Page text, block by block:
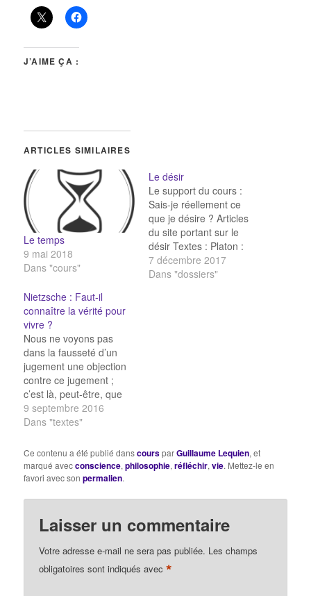
J’AIME ÇA :
ARTICLES SIMILAIRES
Le temps
9 mai 2018
Dans "cours"
Le désir
Le support du cours :
Sais-je réellement ce
que je désire ? Articles
du site portant sur le
désir Textes : Platon :
Peut-on vivre sans
désirer ? Le mythe de
7 décembre 2017
Dans "dossiers"
Nietzsche : Faut-il
connaître la vérité pour
vivre ?
Nous ne voyons pas
dans la fausseté d’un
jugement une objection
contre ce jugement ;
c’est là, peut-être, que
notre nouveau langage
paraîtra le plus
est de savoir dans quelle
mesure un jugement est
apte à promouvoir la vie,
à l’améliorer,…
9 septembre 2016
Dans "textes"
Ce contenu a été publié danscoursparGuillaume Lequien, et
marqué avecconscience,philosophie,réfléchir,vie. Mettez-le en
favori avec sonpermalien.
Laisser un commentaire
Votre adresse e-mail ne sera pas publiée. Les champs
obligatoires sont indiqués avec*